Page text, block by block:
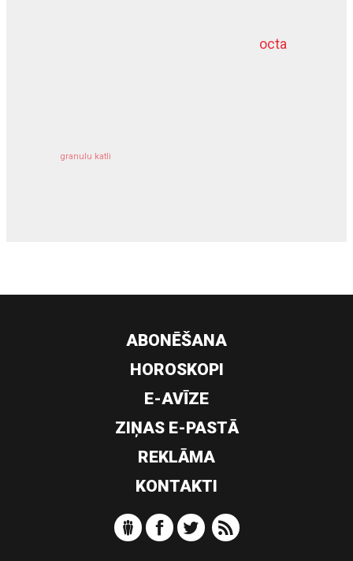
octa
granulu katli
dziļurbums
ABONĒŠANA
HOROSKOPI
E-AVĪZE
ZIŅAS E-PASTĀ
REKLĀMA
KONTAKTI